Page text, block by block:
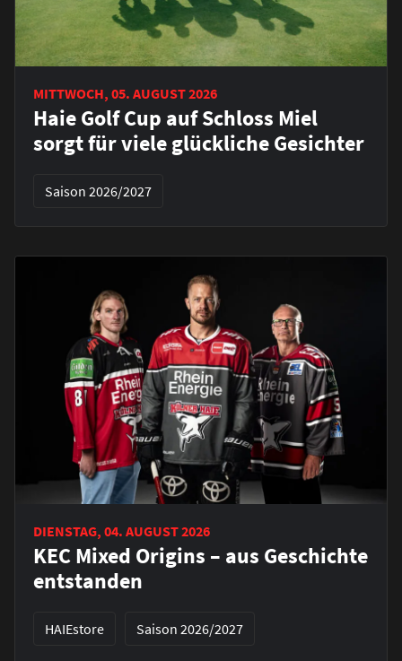
MITTWOCH, 05. AUGUST 2026
Haie Golf Cup auf Schloss Miel
sorgt für viele glückliche Gesichter
Saison 2026/2027
DIENSTAG, 04. AUGUST 2026
KEC Mixed Origins – aus Geschichte
entstanden
HAIEstore Saison 2026/2027